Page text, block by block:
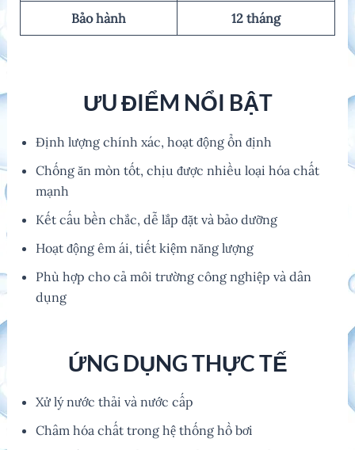
Bảo hành 12 tháng
ƯU ĐIỂM NỔI BẬT
Định lượng chính xác, hoạt động ổn định
Chống ăn mòn tốt, chịu được nhiều loại hóa chất
mạnh
Kết cấu bền chắc, dễ lắp đặt và bảo dưỡng
Hoạt động êm ái, tiết kiệm năng lượng
Phù hợp cho cả môi trường công nghiệp và dân
dụng
ỨNG DỤNG THỰC TẾ
Xử lý nước thải và nước cấp
Châm hóa chất trong hệ thống hồ bơi